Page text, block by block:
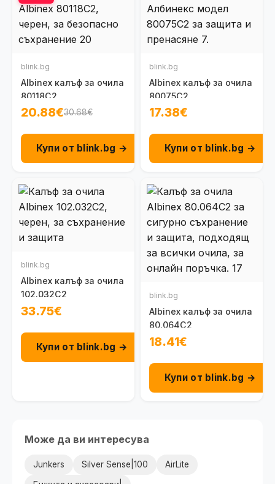
blink.bg
Albinex калъф за очила
80118C2
20.88€30.68€
Купи от blink.bg →
blink.bg
Albinex калъф за очила
80075C2
17.38€
Купи от blink.bg →
blink.bg
Albinex калъф за очила
102.032C2
33.75€
Купи от blink.bg →
blink.bg
Albinex калъф за очила
80.064C2
18.41€
Купи от blink.bg →
Може да ви интересува
Junkers Silver Sense|100 AirLite